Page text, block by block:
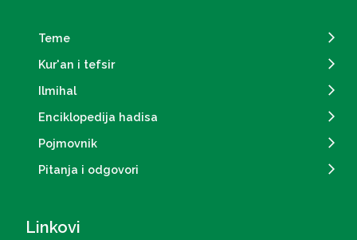
Teme
Kur'an i tefsir
Ilmihal
Enciklopedija hadisa
Pojmovnik
Pitanja i odgovori
Linkovi